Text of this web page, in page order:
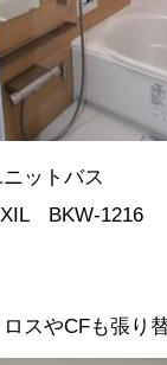
ットバス
BKW-1216
ロスやCFも張り